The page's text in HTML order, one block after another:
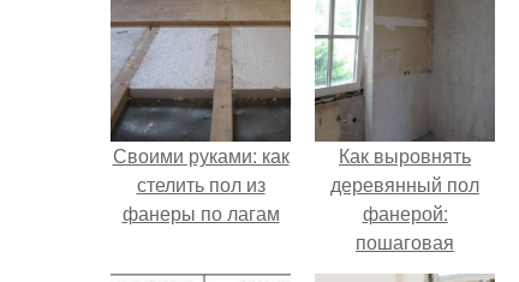
Своими руками: как
стелить пол из
фанеры по лагам
Как выровнять
деревянный пол
фанерой:
пошаговая
инструкция